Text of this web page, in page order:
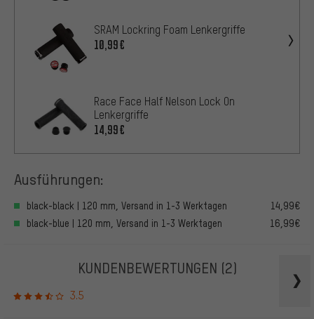
SRAM Lockring Foam Lenkergriffe
10,99€
Race Face Half Nelson Lock On
Lenkergriffe
14,99€
Ausführungen:
black-black | 120 mm, Versand in 1-3 Werktagen
14,99€
black-blue | 120 mm, Versand in 1-3 Werktagen
16,99€
KUNDENBEWERTUNGEN (2)
3.5